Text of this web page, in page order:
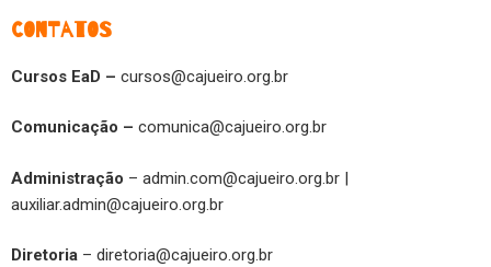
CONTATOS
Cursos EaD – cursos@cajueiro.org.br
Comunicação – comunica@cajueiro.org.br
Administração – admin.com@cajueiro.org.br |
auxiliar.admin@cajueiro.org.br
Diretoria – diretoria@cajueiro.org.br